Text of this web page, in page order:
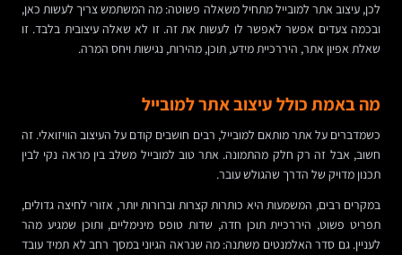
לכן, עיצוב אתר למובייל מתחיל משאלה פשוטה: מה המשתמש צריך לעשות כאן,
ובכמה צעדים אפשר לאפשר לו לעשות את זה. זו לא שאלה עיצובית בלבד. זו
שאלת אפיון אתר, היררכיית מידע, תוכן, מהירות, נגישות ויחס המרה.
מה באמת כולל עיצוב אתר למובייל
כשמדברים על אתר מותאם למובייל, רבים חושבים קודם על העיצוב הוויזואלי. זה
חשוב, אבל זה רק חלק מהתמונה. אתר טוב למובייל משלב בין מראה נקי לבין
תכנון מדויק של הדרך שהגולש עובר.
במקרים רבים, המשמעות היא כותרות קצרות וברורות יותר, אזורי לחיצה גדולים,
תפריט פשוט, היררכיית תוכן חדה, שדות טופס מינימליים, ותוכן שמגיע מהר
לעניין. גם סדר האלמנטים משתנה: מה שנראה הגיוני במסך רחב לא תמיד עובד